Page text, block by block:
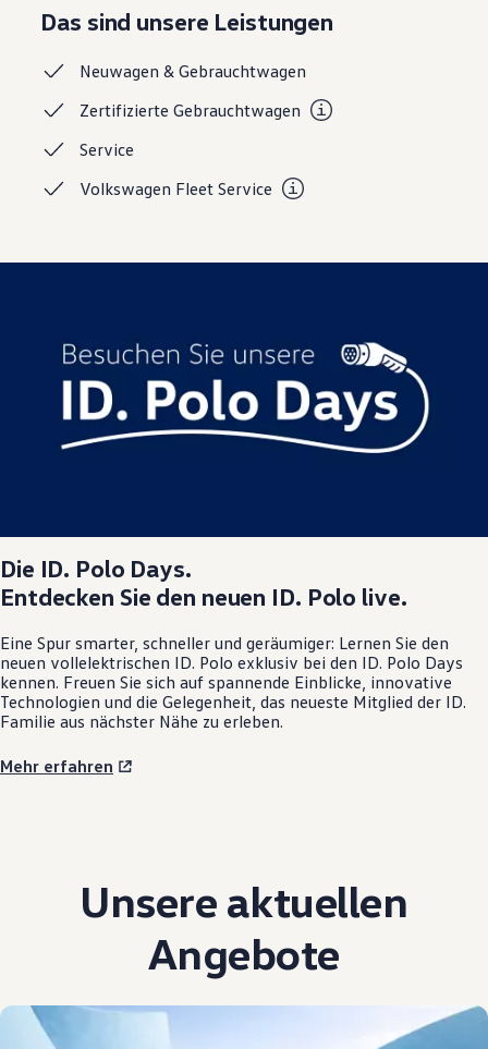
Warn- und Kontrollleuchten
Assistenzsysteme
Live Beratung
Lifestyle
Familie
Volkswagen R
Das sind unsere Leistungen
Neuwagen &Gebrauchtwagen
ZertifizierteGebrauchtwagen
Service
Volkswagen FleetService
Die ID. Polo Days.
Entdecken Sie den neuen ID. Polo live.
Eine Spur smarter, schneller und geräumiger: Lernen Sie den
neuen vollelektrischen ID. Polo exklusiv bei den ID. Polo Days
kennen. Freuen Sie sich auf spannende Einblicke, innovative
Technologien und die Gelegenheit, das neueste Mitglied der ID.
Familie aus nächster Nähe zu erleben.
Mehr erfahren
Unsere aktuellen
Angebote